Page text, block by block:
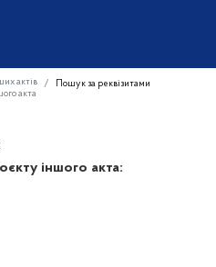
актів
Пошук за реквізитами
акта
іншого акта: